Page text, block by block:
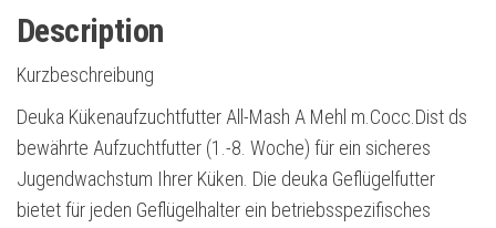
Description
Kurzbeschreibung
Deuka Kükenaufzuchtfutter All-Mash A Mehl m.Cocc.Dist ds
bewährte Aufzuchtfutter (1.-8. Woche) für ein sicheres
Jugendwachstum Ihrer Küken. Die deuka Geflügelfutter
bietet für jeden Geflügelhalter ein betriebsspezifisches